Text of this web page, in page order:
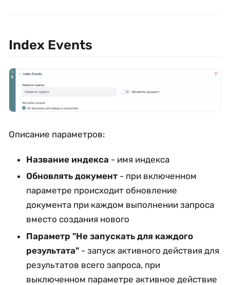
Index Events
Описание параметров:
Название индекса - имя индекса
Обновлять документ - при включенном
параметре происходит обновление
документа при каждом выполнении запроса
вместо создания нового
Параметр "Не запускать для каждого
результата" - запуск активного действия для
результатов всего запроса, при
выключенном параметре активное действие